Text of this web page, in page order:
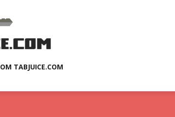
OM TABJUICE.COM